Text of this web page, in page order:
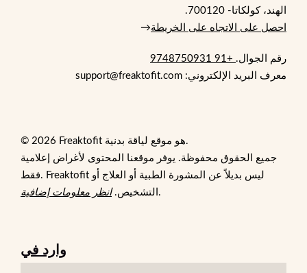
الهند، كولكاتا- 700120.
احصل على الاتجاه على الخريطة→
رقم الجوال. +91 9748750931
معرف البريد الإلكتروني: support@freaktofit.com
© 2026 Freaktofit هو موقع لياقة بدنية.
جميع الحقوق محفوظة. يوفر موقعنا المحتوى لأغراض إعلامية
فقط. Freaktofit ليس بديلاً عن المشورة الطبية أو العلاج أو
التشخيص.انظر معلومات إضافية .
وارد في